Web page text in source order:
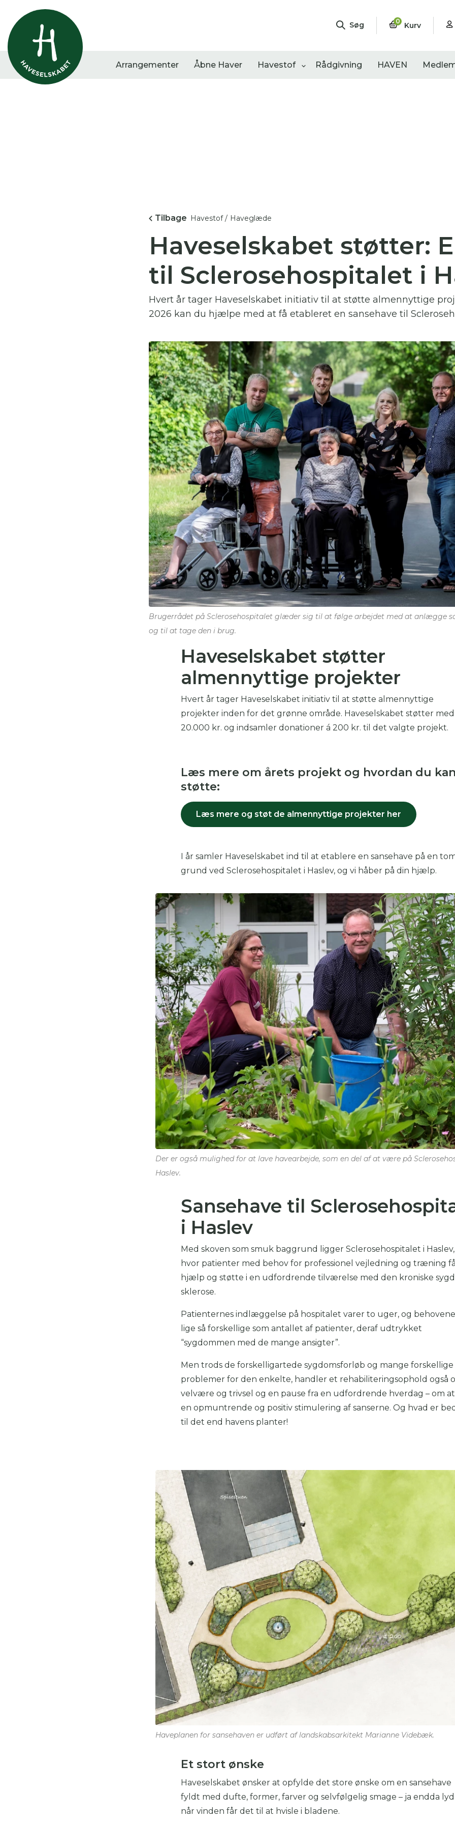
Søg 0 Kurv
Arrangementer Åbne Haver Havestof Rådgivning HAVEN
Du skal indtaste minimum 3 tegn for at
resultater
Her kan du søge i hele vores katalog af artikler,
produkter og åbne haver.
Tilbage Havestof / Haveglæde
Haveselskabet støtter:
til Sclerosehospitalet i
Hvert år tager Haveselskabet initiativ til at støtte almennyttige
2026 kan du hjælpe med at få etableret en sansehave til
Brugerrådet på Sclerosehospitalet glæder sig til at følge arbejdet med at anlægge
og til at tage den i brug.
Haveselskabet støtter
almennyttige projekter
Hvert år tager Haveselskabet initiativ til at støtte almennyttige
projekter inden for det grønne område. Haveselskabet støtter med
20.000 kr. og indsamler donationer á 200 kr. til det valgte projekt.
Læs mere om årets projekt og hvordan du
støtte:
Læs mere og støt de almennyttige projekter her
I år samler Haveselskabet ind til at etablere en sansehave på en
grund ved Sclerosehospitalet i Haslev, og vi håber på din hjælp.
Der er også mulighed for at lave havearbejde, som en del af at være på
Haslev.
Sansehave til
i Haslev
Med skoven som smuk baggrund ligger Sclerosehospitalet i Haslev,
hvor patienter med behov for professionel vejledning og træning
hjælp og støtte i en udfordrende tilværelse med den kroniske
sklerose.
Patienternes indlæggelse på hospitalet varer to uger, og
lige så forskellige som antallet af patienter, deraf udtrykket
“sygdommen med de mange ansigter”.
Men trods de forskelligartede sygdomsforløb og mange forskellige
problemer for den enkelte, handler et rehabiliteringsophold også
velvære og trivsel og en pause fra en udfordrende hverdag – om
en opmuntrende og positiv stimulering af sanserne. Og hvad er
til det end havens planter!
Haveplanen for sansehaven er udført af landskabsarkitekt Marianne Videbæk.
Et stort ønske
Haveselskabet ønsker at opfylde det store ønske om en sansehave
fyldt med dufte, former, farver og selvfølgelig smage – ja endda
når vinden får det til at hvisle i bladene.